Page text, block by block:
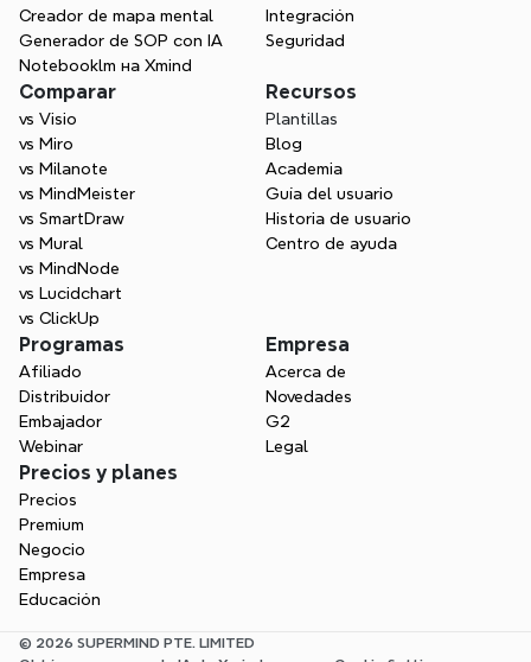
Creador de mapa mental
Generador de SOP con IA
Notebooklm на Xmind
Integración
Seguridad
Comparar
vs Visio
vs Miro
vs Milanote
vs MindMeister
vs SmartDraw
vs Mural
vs MindNode
vs Lucidchart
vs ClickUp
Recursos
Plantillas
Blog
Academia
Guía del usuario
Historia de usuario
Centro de ayuda
Programas
Afiliado
Distribuidor
Embajador
Webinar
Empresa
Acerca de
Novedades
G2
Legal
Precios y planes
Precios
Premium
Negocio
Empresa
Educación
© 2026 SUPERMIND PTE. LIMITED